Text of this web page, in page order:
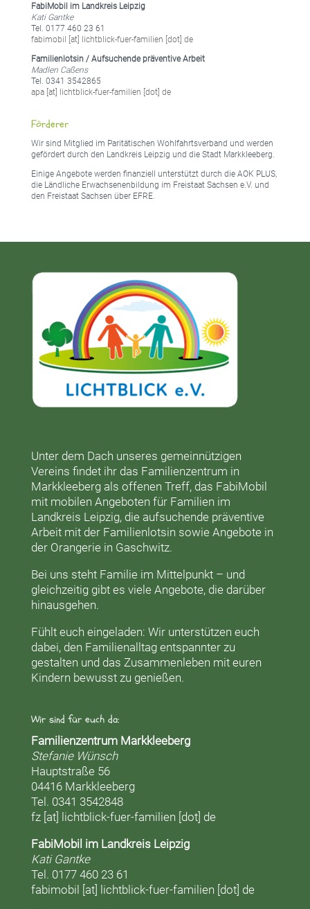
FabiMobil im Landkreis Leipzig
Kati Gantke
Tel. 0177 460 23 61
fabimobil [at] lichtblick-fuer-familien [dot] de
Familienlotsin / Aufsuchende präventive Arbeit
Madlen Caßens
Tel. 0341 3542865
apa [at] lichtblick-fuer-familien [dot] de
Förderer
Wir sind Mitglied im Paritätischen Wohlfahrtsverband und werden
gefördert durch den Landkreis Leipzig und die Stadt Markkleeberg.
Einige Angebote werden finanziell unterstützt durch die AOK PLUS,
die Ländliche Erwachsenenbildung im Freistaat Sachsen e.V. und
den Freistaat Sachsen über EFRE.
Unter dem Dach unseres gemeinnützigen
Vereins findet ihr das Familienzentrum in
Markkleebergals offenen Treff, das FabiMobil
mit mobilen Angeboten für Familien im
Landkreis Leipzig, die aufsuchende präventive
Arbeit mit der Familienlotsin sowie Angebote in
der Orangeriein Gaschwitz.
Bei uns steht Familie im Mittelpunkt – und
gleichzeitig gibt es viele Angebote, die darüber
hinausgehen.
Fühlt euch eingeladen: Wir unterstützen euch
dabei, den Familienalltag entspannter zu
gestalten und das Zusammenleben mit euren
Kindern bewusst zu genießen.
Wir sind für euch da:
Familienzentrum Markkleeberg
Stefanie Wünsch
Hauptstraße 56
04416 Markkleeberg
Tel. 0341 3542848
fz [at] lichtblick-fuer-familien [dot] de
FabiMobil im Landkreis Leipzig
Kati Gantke
Tel. 0177 460 23 61
fabimobil [at] lichtblick-fuer-familien [dot] de